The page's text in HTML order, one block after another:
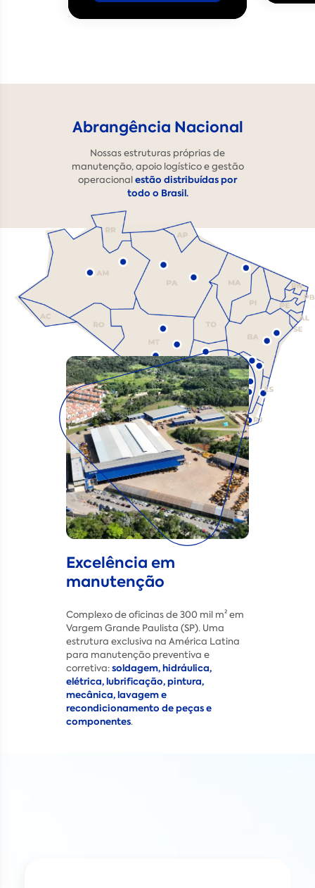
Abrangência Nacional
Nossas estruturas próprias de
manutenção, apoio logístico e gestão
operacionalestão distribuídas por
todo o Brasil.
Excelência em
manutenção
Complexo de oficinas de 300 mil m² em
Vargem Grande Paulista (SP). Uma
estrutura exclusiva na América Latina
para manutenção preventiva e
corretiva:soldagem, hidráulica,
elétrica, lubrificação, pintura,
mecânica, lavagem e
recondicionamento de peças e
componentes.